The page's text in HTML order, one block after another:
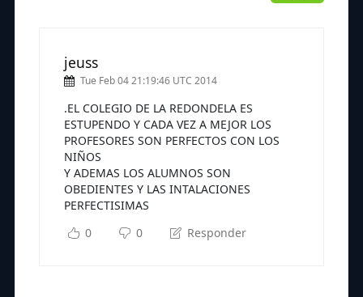
jeuss
Tue Feb 04 21:19:46 UTC 2014
.EL COLEGIO DE LA REDONDELA ES
ESTUPENDO Y CADA VEZ A MEJOR LOS
PROFESORES SON PERFECTOS CON LOS
NIÑOS
Y ADEMAS LOS ALUMNOS SON
OBEDIENTES Y LAS INTALACIONES
PERFECTISIMAS
0
0 Responder